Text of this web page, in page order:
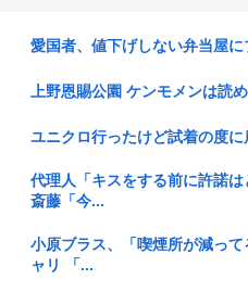
で衝撃...
【悲報】1ドル158円
イオン爆発時「これ、死者4
故になる...
中国人「中国アニメはすでに
か」
愛国者、値下げしない弁当屋に
上野恩賜公園 ケンモメンは読
ユニクロ行ったけど試着の度
代理人「キスをする前に許諾
斎藤「今...
小原ブラス、「喫煙所が減っ
ャリ 「...